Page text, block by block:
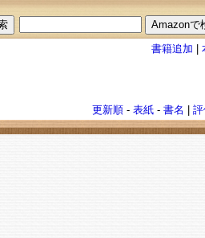
書籍追加 |
更新順 -表紙 -書名 |